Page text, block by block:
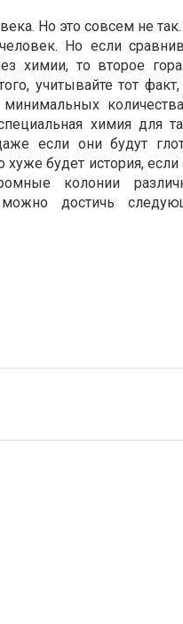
Но это совсем не
Но если
химии, то второе
учитывайте тот факт,
химия для
если они будут
хуже будет история, если
колонии
достичь